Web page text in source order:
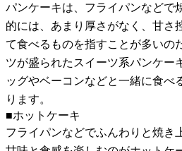
パンケーキは、フライパンなどで
的には、あまり厚さがなく、甘さ
て食べるものを指すことが多いの
ツが盛られたスイーツ系パンケー
ッグやベーコンなどと一緒に食べ
ります。
■ホットケーキ
フライパンなどでふんわりと焼き